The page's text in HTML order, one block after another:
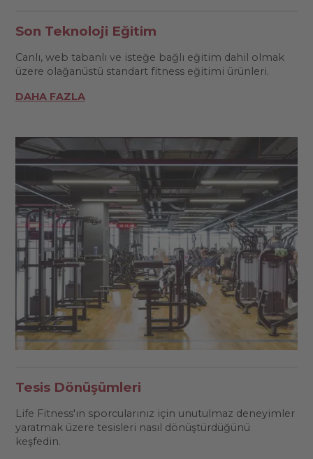
Son Teknoloji Eğitim
Canlı, web tabanlı ve isteğe bağlı eğitim dahil olmak
üzere olağanüstü standart fitness eğitimi ürünleri.
DAHA FAZLA
Tesis Dönüşümleri
Life Fitness'ın sporcularınız için unutulmaz deneyimler
yaratmak üzere tesisleri nasıl dönüştürdüğünü
keşfedin.